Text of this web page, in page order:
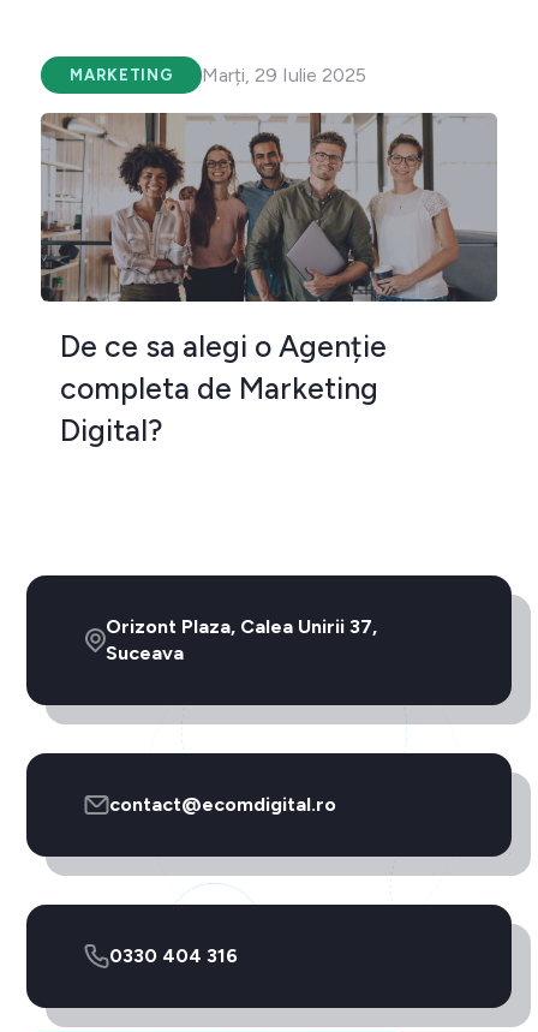
MARKETING Marți, 29 Iulie 2025
De ce sa alegi o Agenție
completa de Marketing
Digital?
Orizont Plaza, Calea Unirii 37,
Suceava
contact@ecomdigital.ro
0330 404 316